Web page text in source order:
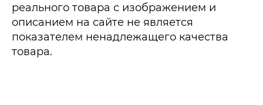
реального товара с изображением и
описанием на сайте не является
показателем ненадлежащего качества
товара.